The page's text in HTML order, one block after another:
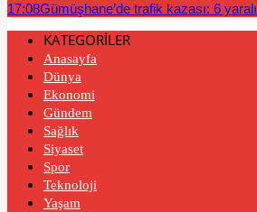
17:08Gümüşhane’de trafik kazası: 6 yaralı
KATEGORİLER
Anasayfa
Dünya
Ekonomi
Gündem
Sağlık
Siyaset
Spor
Teknoloji
Yaşam